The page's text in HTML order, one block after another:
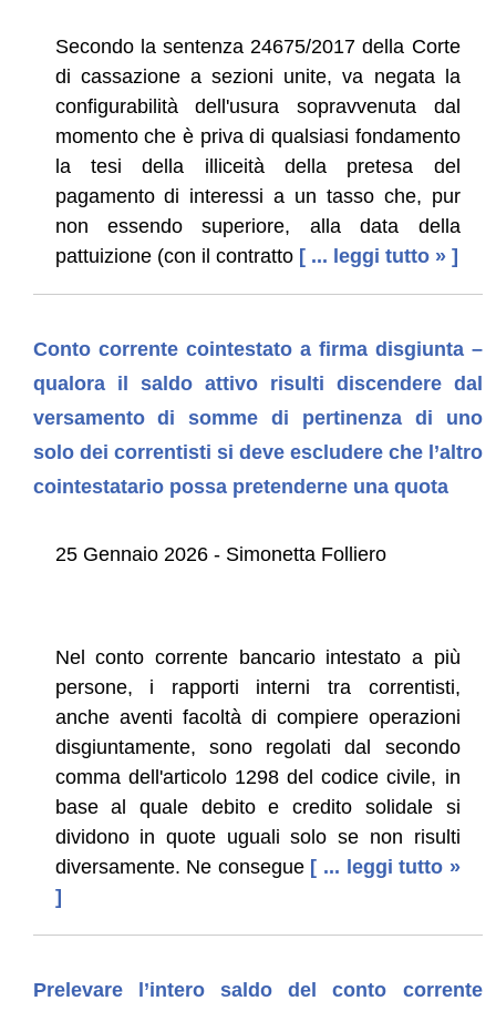
Secondo la sentenza 24675/2017 della Corte
di cassazione a sezioni unite, va negata la
configurabilità dell'usura sopravvenuta dal
momento che è priva di qualsiasi fondamento
la tesi della illiceità della pretesa del
pagamento di interessi a un tasso che, pur
non essendo superiore, alla data della
pattuizione (con il contratto [ ... leggi tutto » ]
Conto corrente cointestato a firma disgiunta –
qualora il saldo attivo risulti discendere dal
versamento di somme di pertinenza di uno
solo dei correntisti si deve escludere che l’altro
cointestatario possa pretenderne una quota
25 Gennaio 2026 - Simonetta Folliero
Nel conto corrente bancario intestato a più
persone, i rapporti interni tra correntisti,
anche aventi facoltà di compiere operazioni
disgiuntamente, sono regolati dal secondo
comma dell'articolo 1298 del codice civile, in
base al quale debito e credito solidale si
dividono in quote uguali solo se non risulti
diversamente. Ne consegue [ ... leggi tutto »
]
Prelevare l’intero saldo del conto corrente